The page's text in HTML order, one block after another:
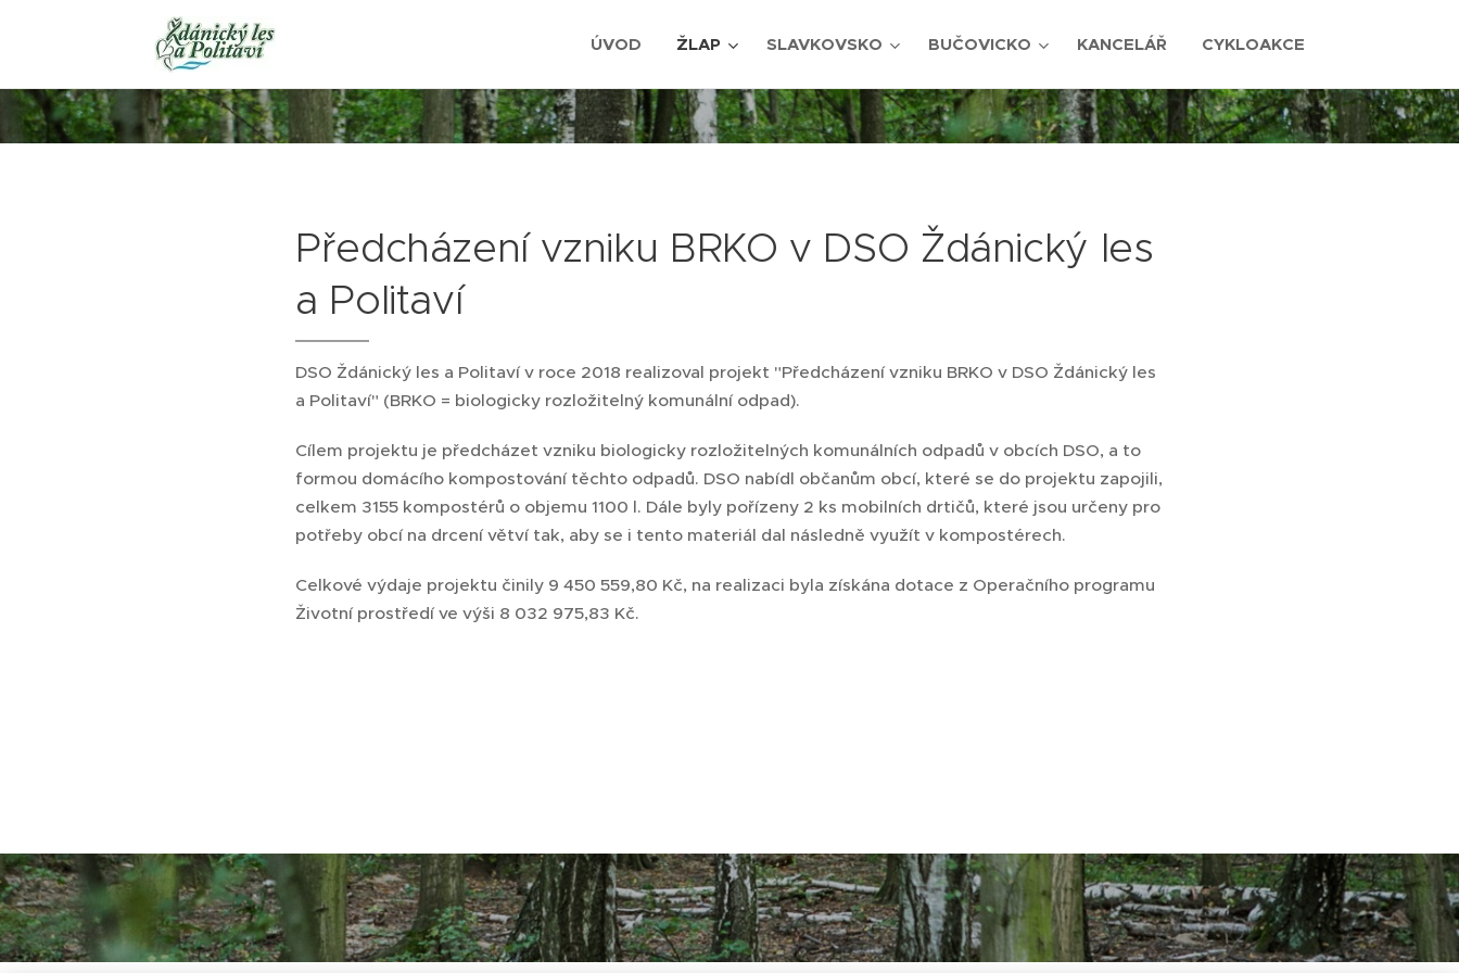
ÚVOD ŽLAP SLAVKOVSKO BUČOVICKO KANCELÁŘ CYKLOAKCE
Předcházení vzniku BRKO v DSO Ždánický les
a Politaví
DSO Ždánický les a Politaví v roce 2018 realizoval projekt "Předcházení vzniku BRKO v DSO Ždánický les
a Politaví" (BRKO = biologicky rozložitelný komunální odpad).
Cílem projektu je předcházet vzniku biologicky rozložitelných komunálních odpadů v obcích DSO, a to
formou domácího kompostování těchto odpadů. DSO nabídl občanům obcí, které se do projektu zapojili,
celkem 3155 kompostérů o objemu 1100 l. Dále byly pořízeny 2 ks mobilních drtičů, které jsou určeny pro
potřeby obcí na drcení větví tak, aby se i tento materiál dal následně využít v kompostérech.
Celkové výdaje projektu činily 9 450 559,80 Kč, na realizaci byla získána dotace z Operačního programu
Životní prostředí ve výši 8 032 975,83 Kč.